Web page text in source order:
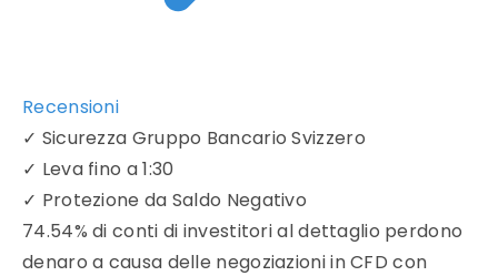
Recensioni
✓ Sicurezza Gruppo Bancario Svizzero
✓ Leva fino a 1:30
✓ Protezione da Saldo Negativo
74.54% di conti di investitori al dettaglio perdono
denaro a causa delle negoziazioni in CFD con